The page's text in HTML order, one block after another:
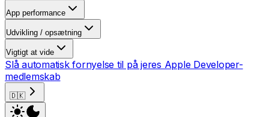
App performance
Udvikling / opsætning
Vigtigt at vide
Slå automatisk fornyelse til på jeres Apple Developer-
medlemskab
🇩🇰